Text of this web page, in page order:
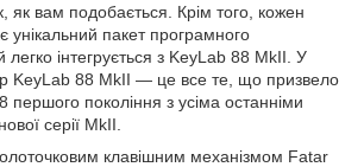
як вам подобається. Крім того, кожен
унікальний пакет програмного
легко інтегрується з KeyLab 88 MkII. У
KeyLab 88 MkII — це все те, що призвело
першого покоління з усіма останніми
серії MkII.
клавішним механізмом Fatar